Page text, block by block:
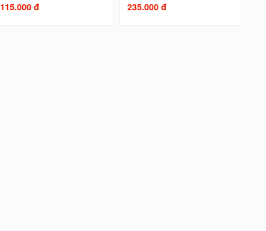
115.000 đ 235.000 đ